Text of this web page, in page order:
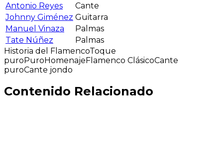
Antonio Reyes
Cante
Johnny Giménez Guitarra
Manuel Vinaza
Palmas
Tate Núñez
Palmas
Historia del FlamencoToque
puroPuroHomenajeFlamenco ClásicoCante
puroCante jondo
Contenido Relacionado